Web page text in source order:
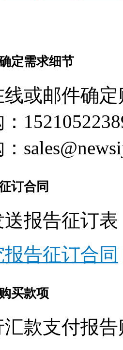
定需求细节
或邮件确
订合同
报告征订表
告征订合同
买款项
款支付报